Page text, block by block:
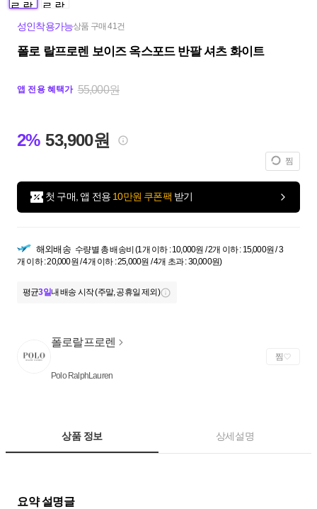
성인착용가능상품 구매 41건
폴로 랄프로렌 보이즈 옥스포드 반팔 셔츠 화이트
앱 전용 혜택가 55,000원
2% 53,900원
찜
첫 구매, 앱 전용 10만원 쿠폰팩 받기
해외배송 수량별 총 배송비 (1개 이하 : 10,000원 / 2개 이하 : 15,000원 / 3
개 이하 : 20,000원 / 4개 이하 : 25,000원 / 4개 초과 : 30,000원)
평균3일내 배송 시작 (주말, 공휴일 제외)
폴로랄프로렌
Polo RalphLauren
찜
상품 정보 상세설명
요약 설명글